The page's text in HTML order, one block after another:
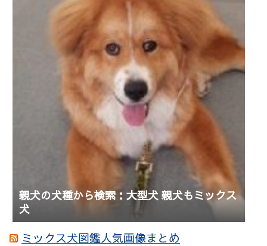
親犬の犬種から検索：大型犬 親犬もミックス
犬
ミックス犬図鑑人気画像まとめ